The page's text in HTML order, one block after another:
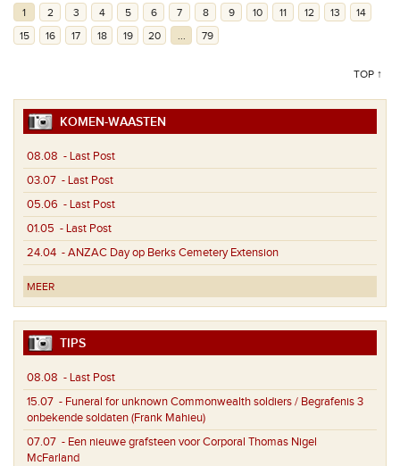
1 2 3 4 5 6 7 8 9 10 11 12 13
14
15
16 17 18 19 20 79
TOP ↑
KOMEN-WAASTEN
08.08 - Last Post
03.07 - Last Post
05.06 - Last Post
01.05 - Last Post
24.04 - ANZAC Day op Berks Cemetery Extension
MEER
TIPS
08.08 - Last Post
15.07 - Funeral for unknown Commonwealth soldiers / Begrafenis 3
onbekende soldaten (Frank Mahieu)
07.07 - Een nieuwe grafsteen voor Corporal Thomas Nigel
McFarland